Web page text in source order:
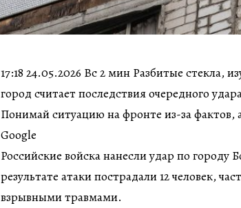
17:18 24.05.2026 Вс 2 мин Разбитые стекла,
город считает последствия очередного
Понимай ситуацию на фронте из-за фактов,
Google
Российские войска нанесли удар по городу
результате атаки пострадали 12 человек,
взрывными травмами.